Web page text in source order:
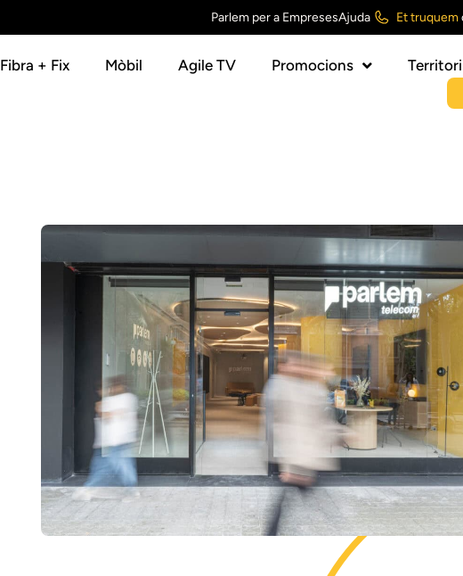
Parlem per a EmpresesAjuda Et truquem
Fibra + Fix Mòbil Agile TV Promocions Territori